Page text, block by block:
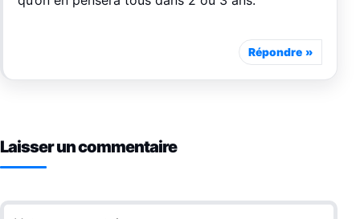
Répondre
Laisser un commentaire
Commentaire